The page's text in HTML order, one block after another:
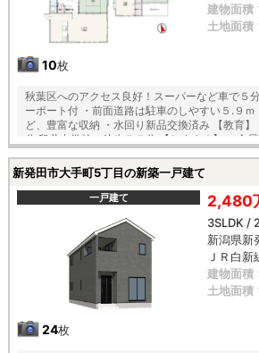
10枚
建物面積
土地面積
秋葉区へのアクセス良好！スーパーなど車で５
ーポート付 ・前面道路は駐車のしやすい５.９
ど、豊富な収納 ・水回り新品交換済み 【教育】 臼井小学校 徒歩４１
分 臼井中学校 徒歩５５分 【おすすめ】 ・全居室６帖以上の広々設計
捗る３ツ口コンロのキッチン
新発田市大手町5丁目の新築一戸建て
一戸建て
24枚
2,480
3SLDK /
新潟県新
ＪＲ白
建物面積
土地面積